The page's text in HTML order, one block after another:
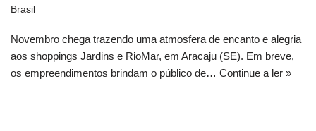
Brasil
Novembro chega trazendo uma atmosfera de encanto e alegria
aos shoppings Jardins e RioMar, em Aracaju (SE). Em breve,
os empreendimentos brindam o público de… Continue a ler »